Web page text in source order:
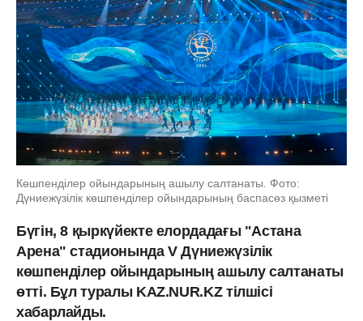
Көшпенділер ойындарының ашылу салтанаты. Фото:
Дүниежүзілік көшпенділер ойындарының баспасөз қызметі
Бүгін, 8 қыркүйекте елордадағы "Астана
Арена" стадионында V Дүниежүзілік
көшпенділер ойындарының ашылу салтанаты
өтті. Бұл туралы KAZ.NUR.KZ тілшісі
хабарлайды.